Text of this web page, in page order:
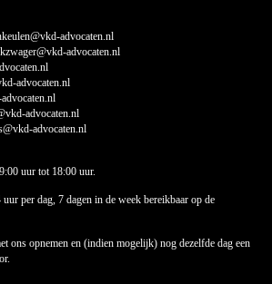
advocaten.nl
advocaten.nl
advocaten.nl
advocaten.nl
advocaten.nl
uur tot 18:00 uur.
per dag, 7 dagen in de week bereikbaar op de
ons opnemen en (indien mogelijk) nog dezelfde dag een